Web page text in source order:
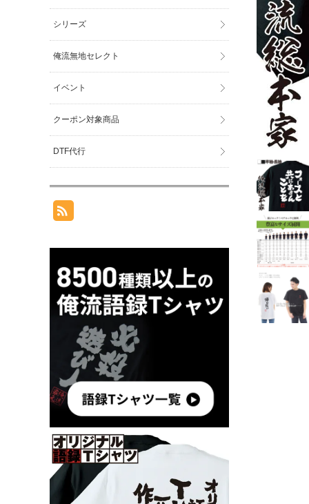
シリーズ
俺流無地セレクト
イベント
クーポン対象商品
DTF代行